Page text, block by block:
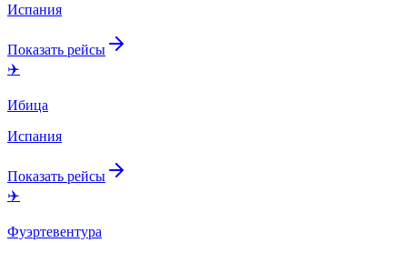
Испания
Показать рейсы
✈️
Ибица
Испания
Показать рейсы
✈️
Фуэртевентура